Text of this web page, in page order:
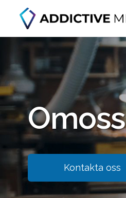
Omoss
Kontakta oss